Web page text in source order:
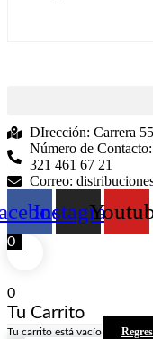
DIrección: Carrera
Número de
321 461 67 21
Correo:
Instagram
0
0
Tu Carrito
Tu carrito está vacío